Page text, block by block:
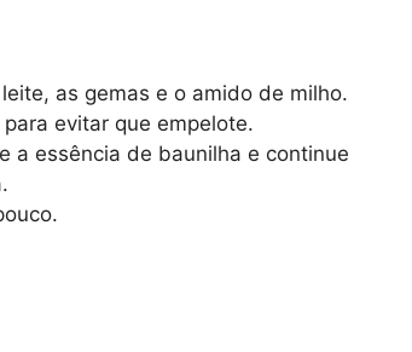
as gemas e o amido de milho.
evitar que empelote.
a essência de baunilha e continue